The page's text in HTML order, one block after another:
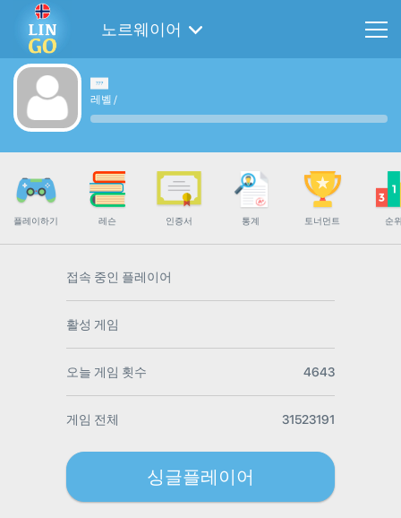
노르웨이어
레벨 /
플레이하기 레슨 인증서 통계 토너먼트 순
접속 중인 플레이어
활성 게임
오늘 게임 횟수 4643
게임 전체 31523191
싱글플레이어